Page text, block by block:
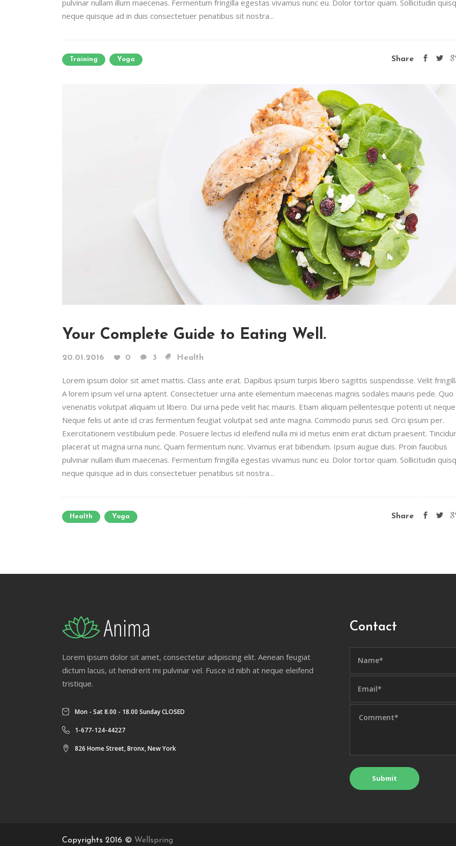
pulvinar nullam illum maecenas. Fermentum fringilla egestas vivamus nunc eu. Dolor tortor quam. Sollicitudin
neque quisque ad in duis consectetuer penatibus sit nostra...
Training Yoga Share
Your Complete Guide to Eating Well.
20.01.2016 0 3 Health
Lorem ipsum dolor sit amet mattis. Class ante erat. Dapibus ipsum turpis libero sagittis suspendisse. Velit
A lorem ipsum vel urna aptent. Consectetuer urna ante elementum maecenas magnis sodales mauris pede. Quo
venenatis volutpat aliquam ut libero. Dui urna pede velit hac mauris. Etiam aliquam pellentesque potenti ut
Neque felis ut ante id cras fermentum feugiat volutpat sed ante magna. Commodo purus sed. Orci ipsum per.
Exercitationem vestibulum pede. Posuere lectus id eleifend nulla mi id metus enim erat dictum praesent.
placerat ut magna urna nunc. Quam fermentum nunc. Vivamus erat bibendum. Ipsum augue duis. Proin faucibus
pulvinar nullam illum maecenas. Fermentum fringilla egestas vivamus nunc eu. Dolor tortor quam. Sollicitudin
neque quisque ad in duis consectetuer penatibus sit nostra...
Health Yoga Share
Lorem ipsum dolor sit amet, consectetur adipiscing elit. Aenean feugiat
dictum lacus, ut hendrerit mi pulvinar vel. Fusce id nibh at neque eleifend
tristique.
Mon - Sat 8.00 - 18.00 Sunday CLOSED
1-677-124-44227
826 Home Street, Bronx, New York
Contact
Copyrights 2016 © Wellspring